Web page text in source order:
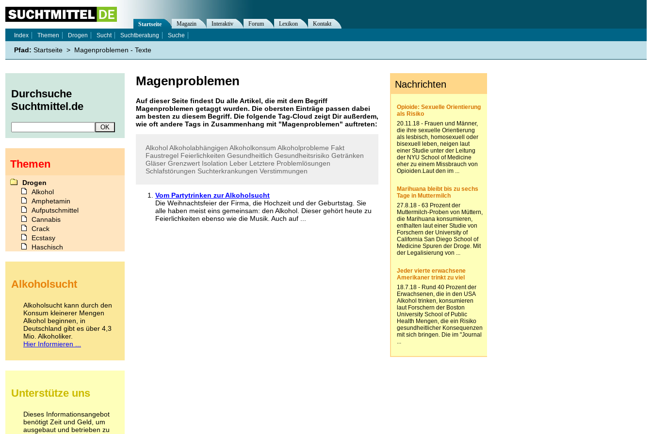
Magenproblemen
Auf dieser Seite findest Du alle Artikel, die mit dem Begriff
Magenproblemen getaggt wurden. Die obersten Einträge passen dabei
am besten zu diesem Begriff. Die folgende Tag-Cloud zeigt Dir außerdem,
wie oft andere Tags in Zusammenhang mit "Magenproblemen" auftreten:
AlkoholAlkoholabhängigen Alkoholkonsum Alkoholprobleme Fakt
Faustregel Feierlichkeiten Gesundheitlich Gesundheitsrisiko Getränken
Gläser Grenzwert Isolation Leber Letztere Problemlösungen
Schlafstörungen Suchterkrankungen Verstimmungen
Vom Partytrinken zur Alkoholsucht
Die Weihnachtsfeier der Firma, die Hochzeit und der Geburtstag. Sie
alle haben meist eins gemeinsam: den Alkohol. Dieser gehört heute zu
Feierlichkeiten ebenso wie die Musik. Auch auf ...
Startseite Magazin Interaktiv Forum Lexikon
Kontakt
Index
Themen Drogen Sucht Suchtberatung Suche
Pfad: Startseite > Magenproblemen - Texte
Durchsuche
Suchtmittel.de
Themen
Drogen
Alkohol
Amphetamin
Aufputschmittel
Cannabis
Crack
Ecstasy
Haschisch
Kokain
LSD
Marihuana
Medikamente
Meskalin
Metamphetamin
Methadon
Pilze
Psychopharmaka
Schlafmittel
Schmerzmittel
Alkoholsucht
Alkoholsucht kann durch den
Konsum kleinerer Mengen
Alkohol beginnen, in
Deutschland gibt es über 4,3
Mio. Alkoholiker.
Hier Informieren ...
Unterstütze uns
Dieses Informationsangebot
benötigt Zeit und Geld, um
ausgebaut und betrieben zu